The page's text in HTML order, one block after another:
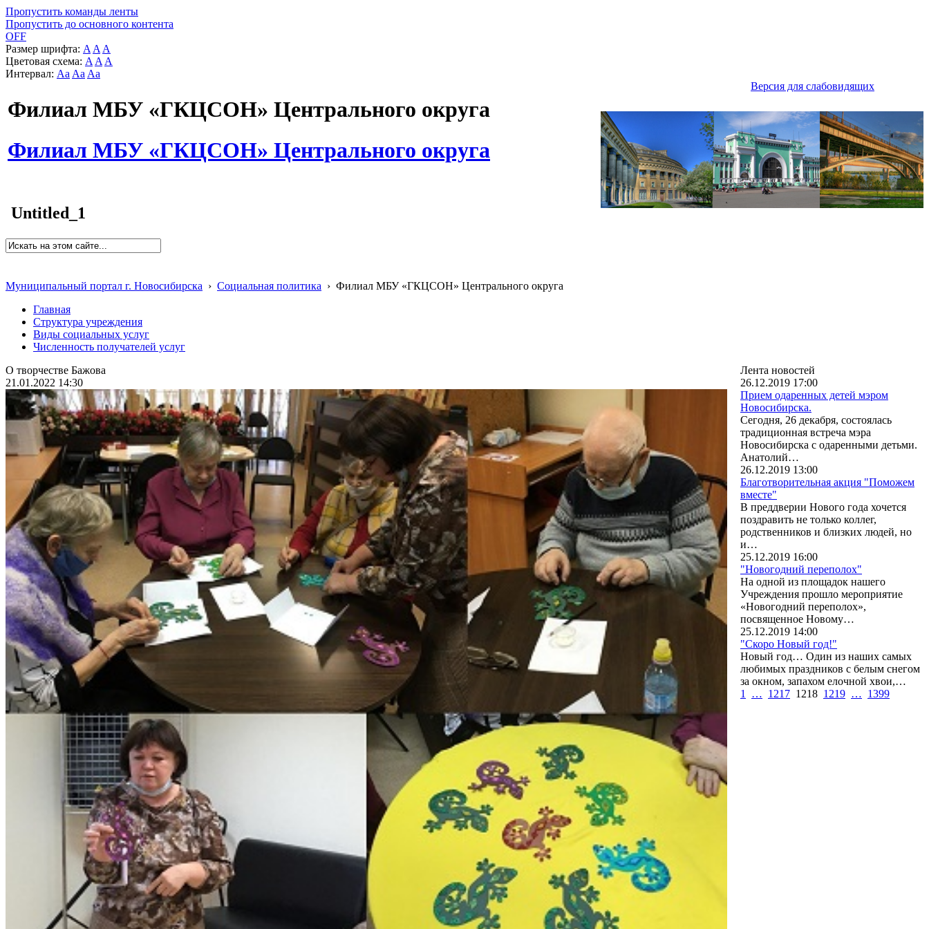
Пропустить команды ленты
Пропустить до основного контента
OFF
Размер шрифта: A A A
Цветовая схема: A A A
Интервал: Aa Aa Aa
Версия для слабовидящих
Филиал МБУ «ГКЦСОН» Центрального округа
Филиал МБУ «ГКЦСОН» Центрального округа
Untitled_1
Муниципальный портал г. Новосибирска › Социальная политика › Филиал МБУ «ГКЦСОН» Центрального округа
Главная
Структура учреждения
Виды социальных услуг
Численность получателей услуг
О творчестве Бажова
21.01.2022 14:30
Лента новостей
26.12.2019 17:00
Прием одаренных детей мэром
Новосибирска.
Сегодня, 26 декабря, состоялась
традиционная встреча мэра
Новосибирска с одаренными детьми.
Анатолий…
26.12.2019 13:00
Благотворительная акция "Поможем
вместе"
В преддверии Нового года хочется
поздравить не только коллег,
родственников и близких людей, но
и…
25.12.2019 16:00
"Новогодний переполох"
На одной из площадок нашего
Учреждения прошло мероприятие
«Новогодний переполох»,
посвященное Новому…
25.12.2019 14:00
"Скоро Новый год!"
Новый год… Один из наших самых
любимых праздников с белым снегом
за окном, запахом елочной хвои,…
1
… 1217 1218 1219 … 1399